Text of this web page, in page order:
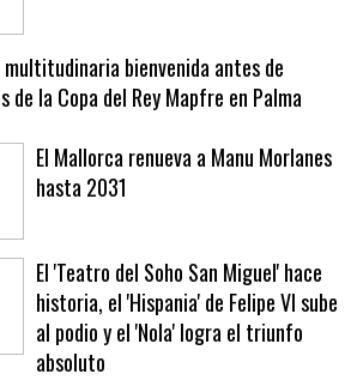
multitudinaria bienvenida antes de
la Copa del Rey Mapfre en Palma
El Mallorca renueva a Manu Morlanes
hasta 2031
El 'Teatro del Soho San Miguel' hace
historia, el 'Hispania' de Felipe VI sube
al podio y el 'Nola' logra el triunfo
absoluto